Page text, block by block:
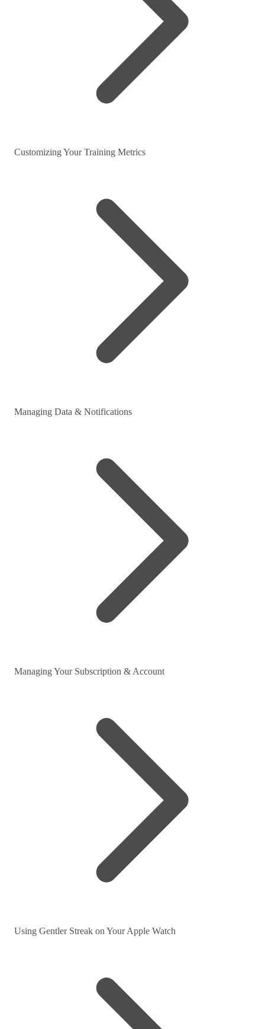
Customizing Your Training Metrics
Managing Data & Notifications
Managing Your Subscription & Account
Using Gentler Streak on Your Apple Watch